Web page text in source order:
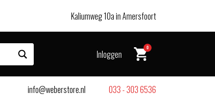
Kaliumweg 10a in Amersfoort
Inloggen
0
info@weberstore.nl 033 - 303 6536